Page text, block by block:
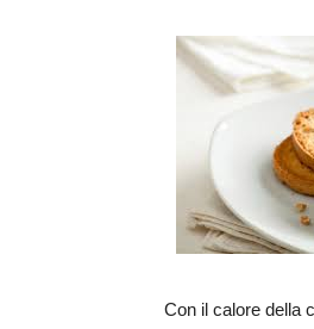
Con il calore della